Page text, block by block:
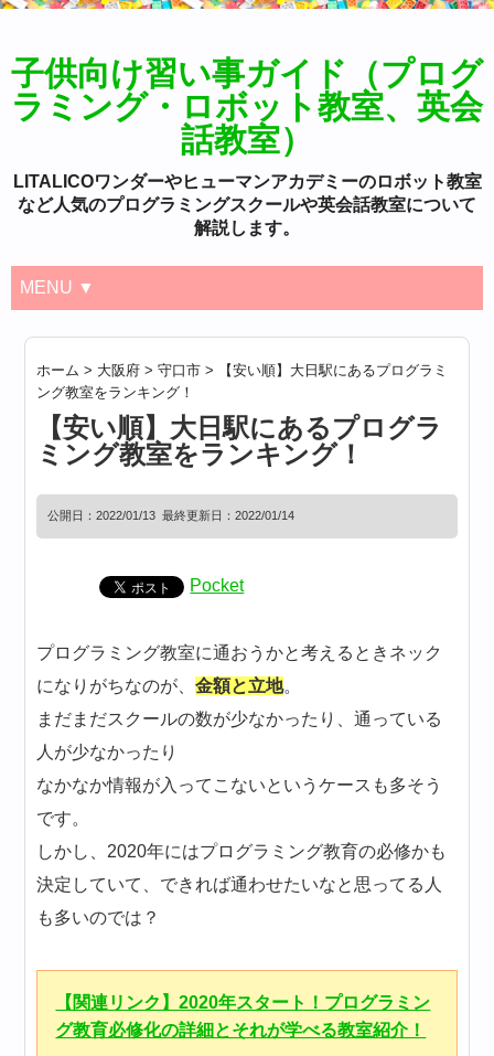
子供向け習い事ガイド（プログ
ラミング・ロボット教室、英会
話教室）
LITALICOワンダーやヒューマンアカデミーのロボット教室
など人気のプログラミングスクールや英会話教室について
解説します。
MENU ▼
ホーム > 大阪府 >守口市 >
【安い順】大日駅にあるプログラミ
ング教室をランキング！
【安い順】大日駅にあるプログラ
ミング教室をランキング！
公開日：2022/01/13 最終更新日：2022/01/14
Pocket
プログラミング教室に通おうかと考えるときネック
になりがちなのが、金額と立地。
まだまだスクールの数が少なかったり、通っている
人が少なかったり
なかなか情報が入ってこないというケースも多そう
です。
しかし、2020年にはプログラミング教育の必修かも
決定していて、できれば通わせたいなと思ってる人
も多いのでは？
【関連リンク】2020年スタート！プログラミン
グ教育必修化の詳細とそれが学べる教室紹介！